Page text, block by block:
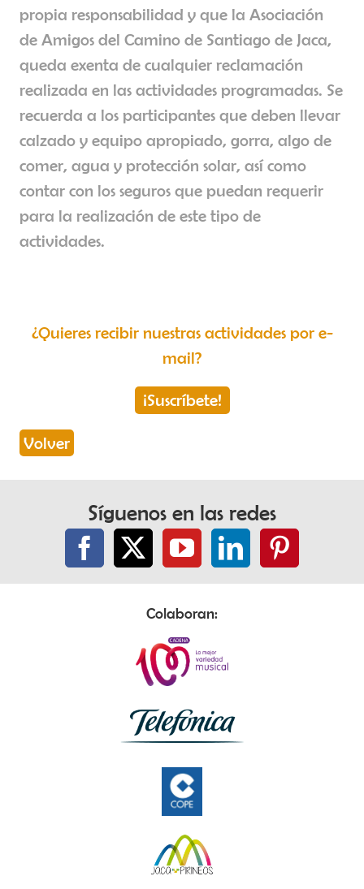
propia responsabilidad y que la Asociación
de Amigos del Camino de Santiago de Jaca,
queda exenta de cualquier reclamación
realizada en las actividades programadas. Se
recuerda a los participantes que deben llevar
calzado y equipo apropiado, gorra, algo de
comer, agua y protección solar, así como
contar con los seguros que puedan requerir
para la realización de este tipo de
actividades.
¿Quieres recibir nuestras actividades por e-
mail?
¡Suscríbete!
Volver
Síguenos en las redes
Colaboran: